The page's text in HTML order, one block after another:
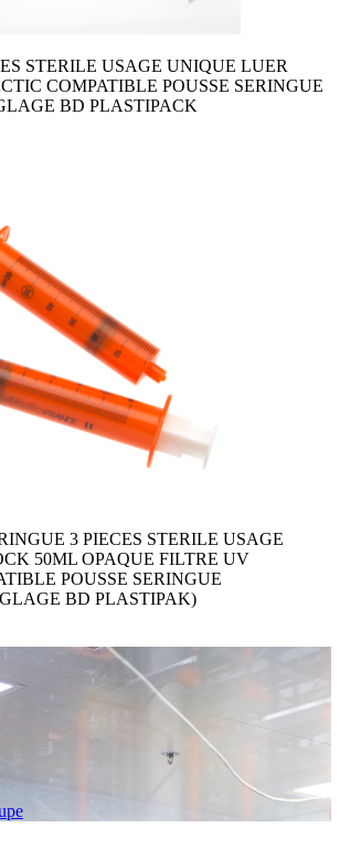
STERILE USAGE UNIQUE LUER
COMPATIBLE POUSSE SERINGUE
BD PLASTIPACK
3 PIECES STERILE USAGE
50ML OPAQUE FILTRE UV
POUSSE SERINGUE
BD PLASTIPAK)